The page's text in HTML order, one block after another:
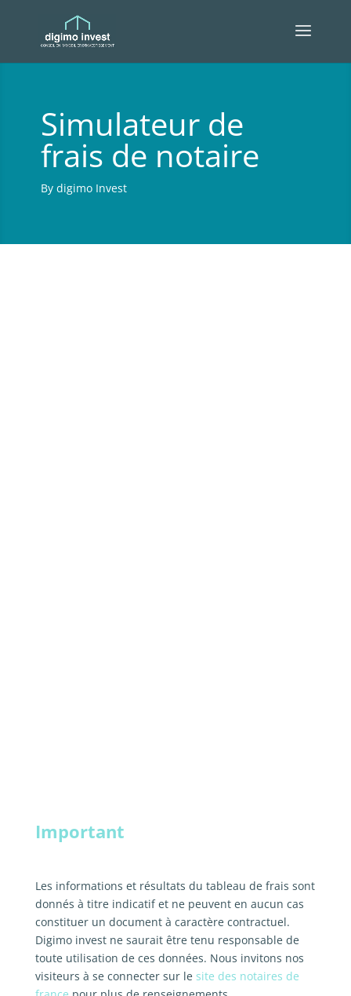
Simulateur de
frais de notaire
By digimo Invest
Important
Les informations et résultats du tableau de frais sont
donnés à titre indicatif et ne peuvent en aucun cas
constituer un document à caractère contractuel.
Digimo invest ne saurait être tenu responsable de
toute utilisation de ces données. Nous invitons nos
visiteurs à se connecter sur le site des notaires de